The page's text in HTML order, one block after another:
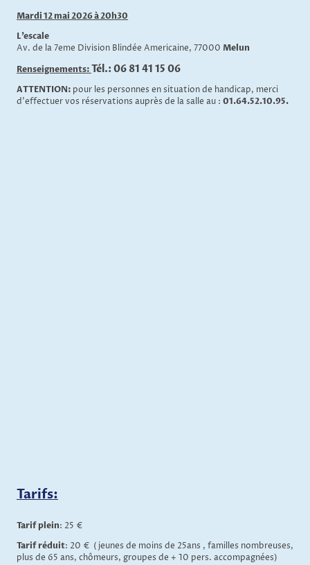
Mardi 12 mai 2026 à 20h30
L'escale
Av. de la 7eme Division Blindée Americaine, 77000 Melun
Renseignements:Tél.: 06 81 41 15 06
ATTENTION: pour les personnes en situation de handicap, merci
d’effectuer vos réservations auprès de la salle au : 01.64.52.10.95.
Tarifs:
Tarif plein: 25 €
Tarif réduit: 20 € (jeunes de moins de 25ans , familles nombreuses,
plus de 65 ans, chômeurs, groupes de + 10 pers. accompagnées)